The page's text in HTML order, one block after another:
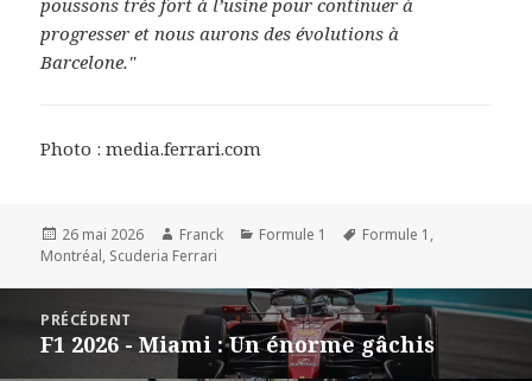
poussons très fort à l’usine pour continuer à
progresser et nous aurons des évolutions à
Barcelone."
Photo : media.ferrari.com
Publié
le
26 mai 2026 Auteur
Franck Catégories
Formule 1
Mots-
Formule 1 ,
Montréal, Scuderia Ferrari
l’article
PRÉCÉDENT
Article
F1 2026 - Miami : Un énorme gâchis